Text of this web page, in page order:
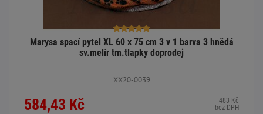
Marysa spací pytel XL 60 x 75 cm 3 v 1 barva 3 hnědá
sv.melír tm.tlapky doprodej
XX20-0039
584,43 Kč
483 Kč
bez DPH